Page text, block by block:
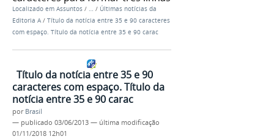
Localizado em Assuntos / … / Últimas notícias da
Editoria A / Título da notícia entre 35 e 90 caracteres
com espaço. Título da notícia entre 35 e 90 carac
Título da notícia entre 35 e 90
caracteres com espaço. Título da
notícia entre 35 e 90 carac
por Brasil
— publicado 03/06/2013 — última modificação
01/11/2018 12h01